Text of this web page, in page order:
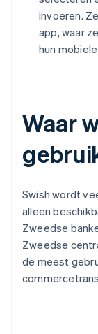
invoeren.
app, waar
hun mobiele
Waar
Swish wordt
alleen
Zweedse
Zweedse
de meest